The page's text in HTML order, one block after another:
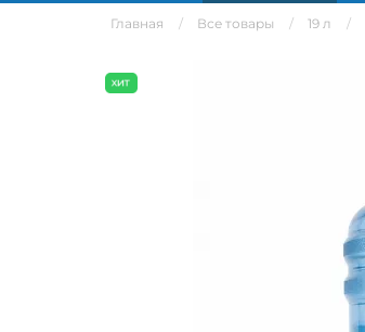
Главная Все товары 19 л